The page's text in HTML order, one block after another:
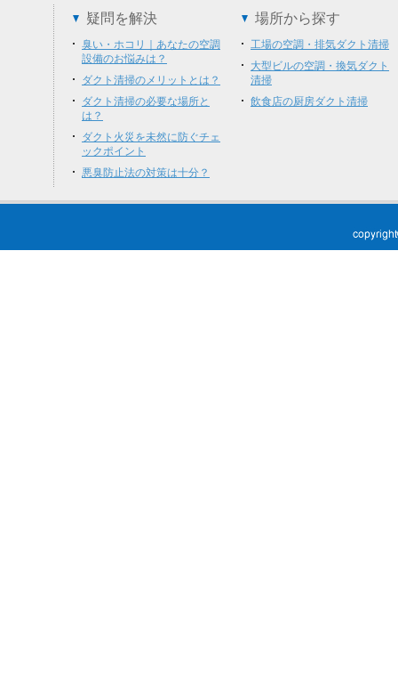
疑問を解決
臭い・ホコリ｜あなたの空調
設備のお悩みは？
ダクト清掃のメリットとは？
ダクト清掃の必要な場所と
は？
ダクト火災を未然に防ぐチェ
ックポイント
悪臭防止法の対策は十分？
場所から探す
工場の空調・排気ダクト清掃
大型ビルの空調・換気ダクト
清掃
飲食店の厨房ダクト清掃